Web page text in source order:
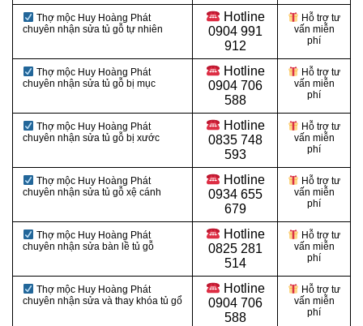
Thợ mộc Huy Hoàng Phát
chuyên nhận sửa tủ gỗ tự nhiên
Hotline
0904 991
912
Hỗ trợ tư
vấn miễn
phí
Thợ mộc Huy Hoàng Phát
chuyên nhận sửa tủ gỗ bị mục
Hotline
0904 706
588
Hỗ trợ tư
vấn miễn
phí
Thợ mộc Huy Hoàng Phát
chuyên nhận sửa tủ gỗ bị xước
Hotline
0835 748
593
Hỗ trợ tư
vấn miễn
phí
Thợ mộc Huy Hoàng Phát
chuyên nhận sửa tủ gỗ xệ cánh
Hotline
0934 655
679
Hỗ trợ tư
vấn miễn
phí
Thợ mộc Huy Hoàng Phát
chuyên nhận sửa bàn lề tủ gỗ
Hotline
0825 281
514
Hỗ trợ tư
vấn miễn
phí
Thợ mộc Huy Hoàng Phát
chuyên nhận sửa và thay khóa tủ gổ
Hotline
0904 706
588
Hỗ trợ tư
vấn miễn
phí